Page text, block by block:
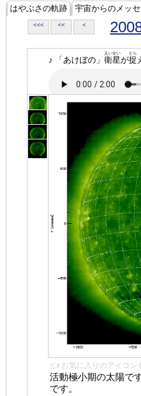
はやぶさの軌跡 宇宙からのメッ
<<< << <
♪ 「あけぼの」 衛星
えいせい
が捉
とら
👈 お気に入りのアイコン
活動極小期の太陽で
です。